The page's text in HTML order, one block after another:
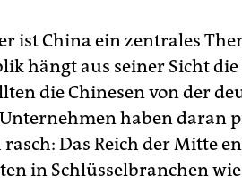
ist China ein zentrales
hängt aus seiner Sicht
die Chinesen von der
haben daran
Das Reich der Mitte
in Schlüsselbranchen